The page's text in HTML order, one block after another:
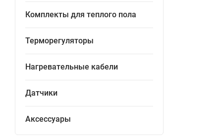
Комплекты для теплого пола
Терморегуляторы
Нагревательные кабели
Датчики
Аксессуары